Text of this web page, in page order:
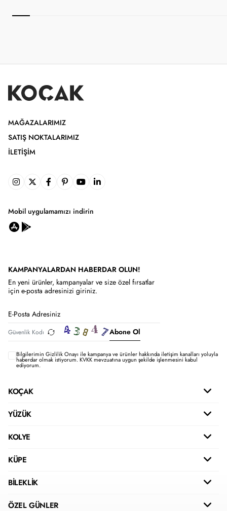
MAĞAZALARIMIZ
SATIŞ NOKTALARIMIZ
İLETIŞIM
Mobil uygulamamızı indirin
KAMPANYALARDAN HABERDAR OLUN!
En yeni ürünler, kampanyalar ve size özel fırsatlar
için e-posta adresinizi giriniz.
Abone Ol
Bilgilerimin Gizlilik Onayı ile kampanya ve ürünler hakkında iletişim kanalları yoluyla
haberdar olmak istiyorum.KVKK mevzuatına uygun şekilde işlenmesini kabul
ediyorum.
KOÇAK
YÜZÜK
KOLYE
KÜPE
BİLEKLİK
ÖZEL GÜNLER